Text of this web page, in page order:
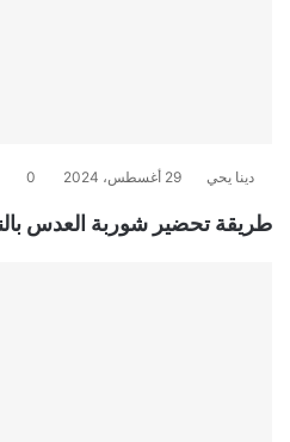
دينا يحي 29 أغسطس، 2024 0
طريقة تحضير شوربة العدس